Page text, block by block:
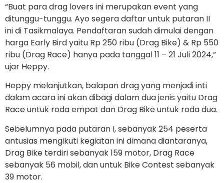
“Buat para drag lovers ini merupakan event yang
ditunggu-tunggu. Ayo segera daftar untuk putaran II
ini di Tasikmalaya. Pendaftaran sudah dimulai dengan
harga Early Bird yaitu Rp 250 ribu (Drag Bike) & Rp 550
ribu (Drag Race) hanya pada tanggal 11 – 21 Juli 2024,”
ujar Heppy.
Heppy melanjutkan, balapan drag yang menjadi inti
dalam acara ini akan dibagi dalam dua jenis yaitu Drag
Race untuk roda empat dan Drag Bike untuk roda dua.
Sebelumnya pada putaran I, sebanyak 254 peserta
antusias mengikuti kegiatan ini dimana diantaranya,
Drag Bike terdiri sebanyak 159 motor, Drag Race
sebanyak 56 mobil, dan untuk Bike Contest sebanyak
39 motor.